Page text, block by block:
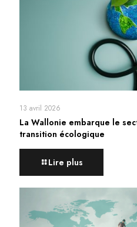
13 avril 2026
La Wallonie embarque le
transition écologique
Lire plus